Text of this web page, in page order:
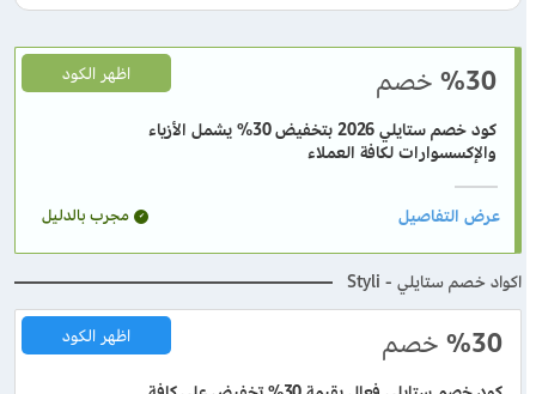
%30 خصم
كود خصم ستايلي 2026 بتخفيض 30% يشمل الأزياء
والإكسسوارات لكافة العملاء
اظهر الكود
مجرب بالدليل
اكواد خصم ستايلي - Styli
%30 خصم اظهر الكود